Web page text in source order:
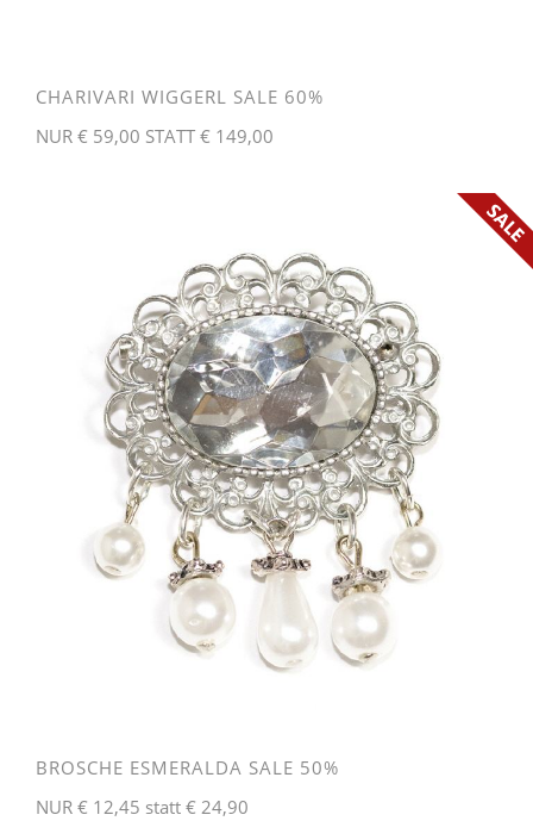
CHARIVARI WIGGERL SALE 60%
NUR € 59,00 STATT € 149,00
BROSCHE ESMERALDA SALE 50%
NUR € 12,45 statt € 24,90